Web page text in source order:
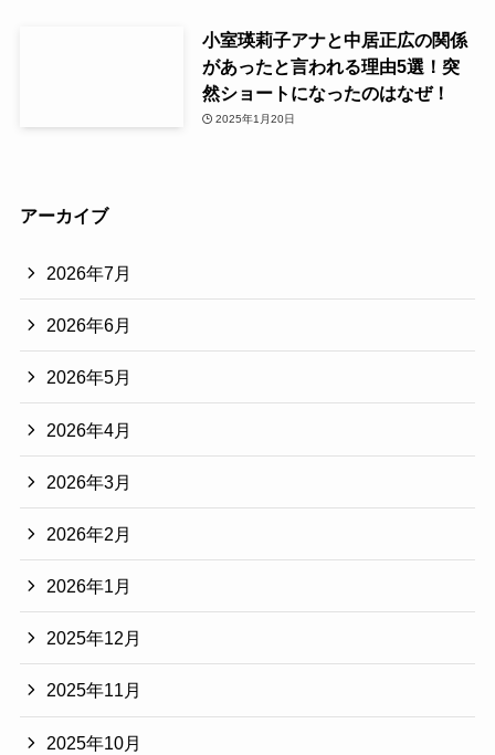
小室瑛莉子アナと中居正広の関係
があったと言われる理由5選！突
然ショートになったのはなぜ！
2025年1月20日
アーカイブ
2026年7月
2026年6月
2026年5月
2026年4月
2026年3月
2026年2月
2026年1月
2025年12月
2025年11月
2025年10月